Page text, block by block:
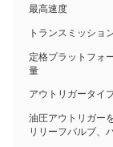
最高速度
トランスミッショ
定格プラットフォ
量
アウトリガータイ
油圧アウトリガー
リリーフバルブ、